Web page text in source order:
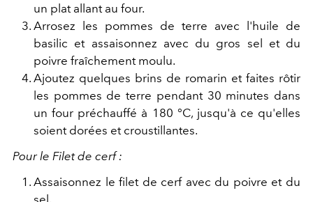
un plat allant au four.
Arrosez les pommes de terre avec l'huile de
basilic et assaisonnez avec du gros sel et du
poivre fraîchement moulu.
Ajoutez quelques brins de romarin et faites rôtir
les pommes de terre pendant 30 minutes dans
un four préchauffé à 180 °C, jusqu'à ce qu'elles
soient dorées et croustillantes.
Pour le Filet de cerf :
Assaisonnez le filet de cerf avec du poivre et du